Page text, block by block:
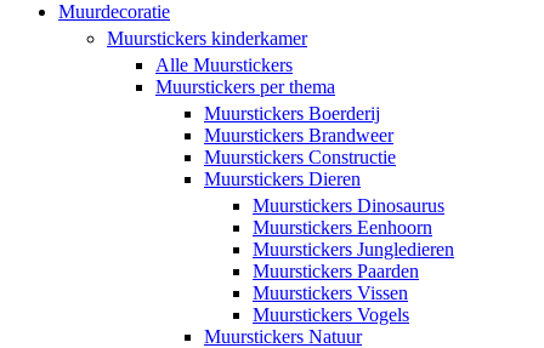
Muurdecoratie
Muurstickers kinderkamer
Alle Muurstickers
Muurstickers per thema
Muurstickers Boerderij
Muurstickers Brandweer
Muurstickers Constructie
Muurstickers Dieren
Muurstickers Dinosaurus
Muurstickers Eenhoorn
Muurstickers Jungledieren
Muurstickers Paarden
Muurstickers Vissen
Muurstickers Vogels
Muurstickers Natuur